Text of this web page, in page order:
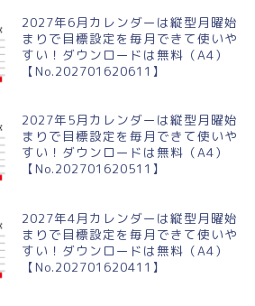
2027年6月カレンダーは縦型月曜始
まりで目標設定を毎月できて使いや
すい！ダウンロードは無料（A4）
【No.202701620611】
2027年5月カレンダーは縦型月曜始
まりで目標設定を毎月できて使いや
すい！ダウンロードは無料（A4）
【No.202701620511】
2027年4月カレンダーは縦型月曜始
まりで目標設定を毎月できて使いや
すい！ダウンロードは無料（A4）
【No.202701620411】